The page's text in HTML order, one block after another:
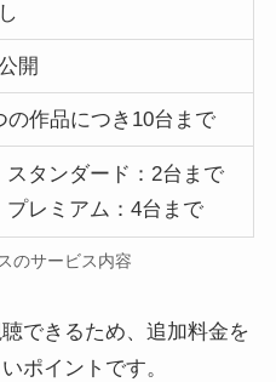
開
の作品につき10台まで
スタンダード：2台まで
プレミアム：4台まで
のサービス内容
できるため、追加料金を
ポイントです。